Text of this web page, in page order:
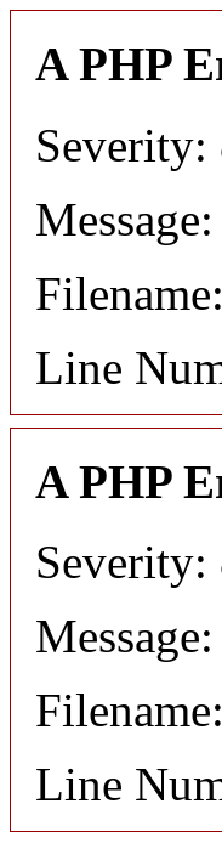
A PHP
Severity:
Line
A PHP
Severity:
Line